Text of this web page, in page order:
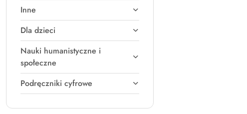
Inne
Dla dzieci
Nauki humanistyczne i
społeczne
Podręczniki cyfrowe